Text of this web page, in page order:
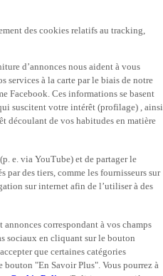
des cookies relatifs au tracking,
d’annonces nous aident à vous
services à la carte par le biais de notre
Facebook. Ces informations se basent
suscitent votre intérêt (profilage) , ainsi
découlant de vos habitudes en matière
e. via YouTube) et de partager le
par des tiers, comme les fournisseurs sur
sur internet afin de l’utiliser à des
correspondant à vos champs
sociaux en cliquant sur le bouton
que certaines catégories
"En Savoir Plus". Vous pourrez à